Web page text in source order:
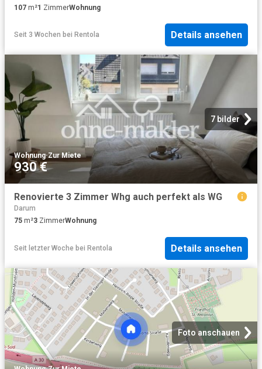
107 m²1 ZimmerWohnung
Seit 3 Wochen bei Rentola Details ansehen
7 bilder
Wohnung·Zur Miete
930 €
Renovierte 3 Zimmer Whg auch perfekt als WG
Darum
75 m²3 ZimmerWohnung
Seit letzter Woche bei Rentola Details ansehen
Foto anschauen